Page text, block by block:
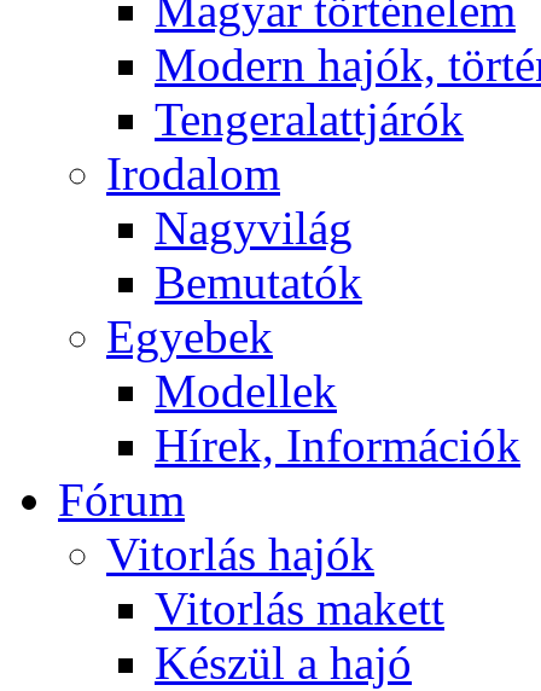
Modern hajók,
Tengeralattjárók
Irodalom
Nagyvilág
Bemutatók
Egyebek
Modellek
Hírek, Információk
Fórum
Vitorlás hajók
Vitorlás makett
Készül a hajó